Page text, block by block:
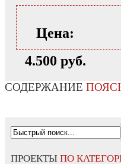
Цена:
4.500 руб.
СОДЕРЖАНИЕ
ПРОЕКТЫ ПО